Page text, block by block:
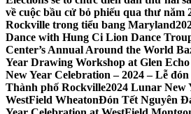
về cuộc bầu cử bỏ phiếu qua thư năm
Rockville trong tiểu bang Maryland
Dance with Hung Ci Lion Dance
Center’s Annual Around the World
Year Drawing Workshop at Glen
New Year Celebration – 2024 – Lễ
Thành phố Rockville2024 Lunar New
WestField WheatonĐón Tết Nguyên